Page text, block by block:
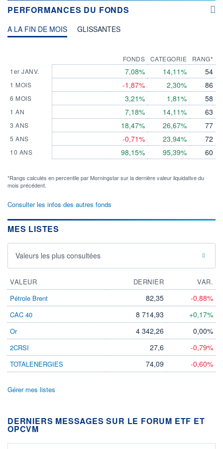
PERFORMANCES DU FONDS
A LA FIN DE MOIS GLISSANTES
1er JANV.
1 MOIS
6 MOIS
1 AN
3 ANS
5 ANS
10 ANS
FONDS
7,08%
-1,87%
3,21%
7,18%
18,47%
-0,71%
98,15%
CATEGORIE
14,11%
2,30%
1,81%
14,11%
26,67%
23,94%
95,39%
RANG*
54
86
58
63
77
72
60
*Rangs calculés en percentile par Morningstar sur la dernière valeur liquidative du
mois précédent.
Consulter les infos des autres fonds
MES LISTES
Valeurs les plus consultées
VALEUR DERNIER
VAR.
Pétrole Brent
82,35 -0,88%
CAC 40 8 714,93 +0,17%
Or 4 342,26 0,00%
2CRSI 27,6 -0,79%
TOTALENERGIES 74,09 -0,60%
Gérer mes listes
DERNIERS MESSAGES SUR LE FORUM ETF ET
OPCVM